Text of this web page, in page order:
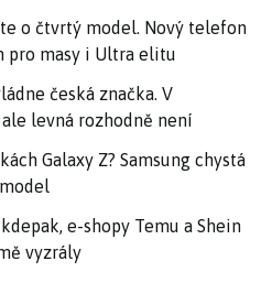
o čtvrtý model. Nový telefon
pro masy i Ultra elitu
česká značka. V
levná rozhodně není
Galaxy Z? Samsung chystá
e-shopy Temu a Shein
vyzrály